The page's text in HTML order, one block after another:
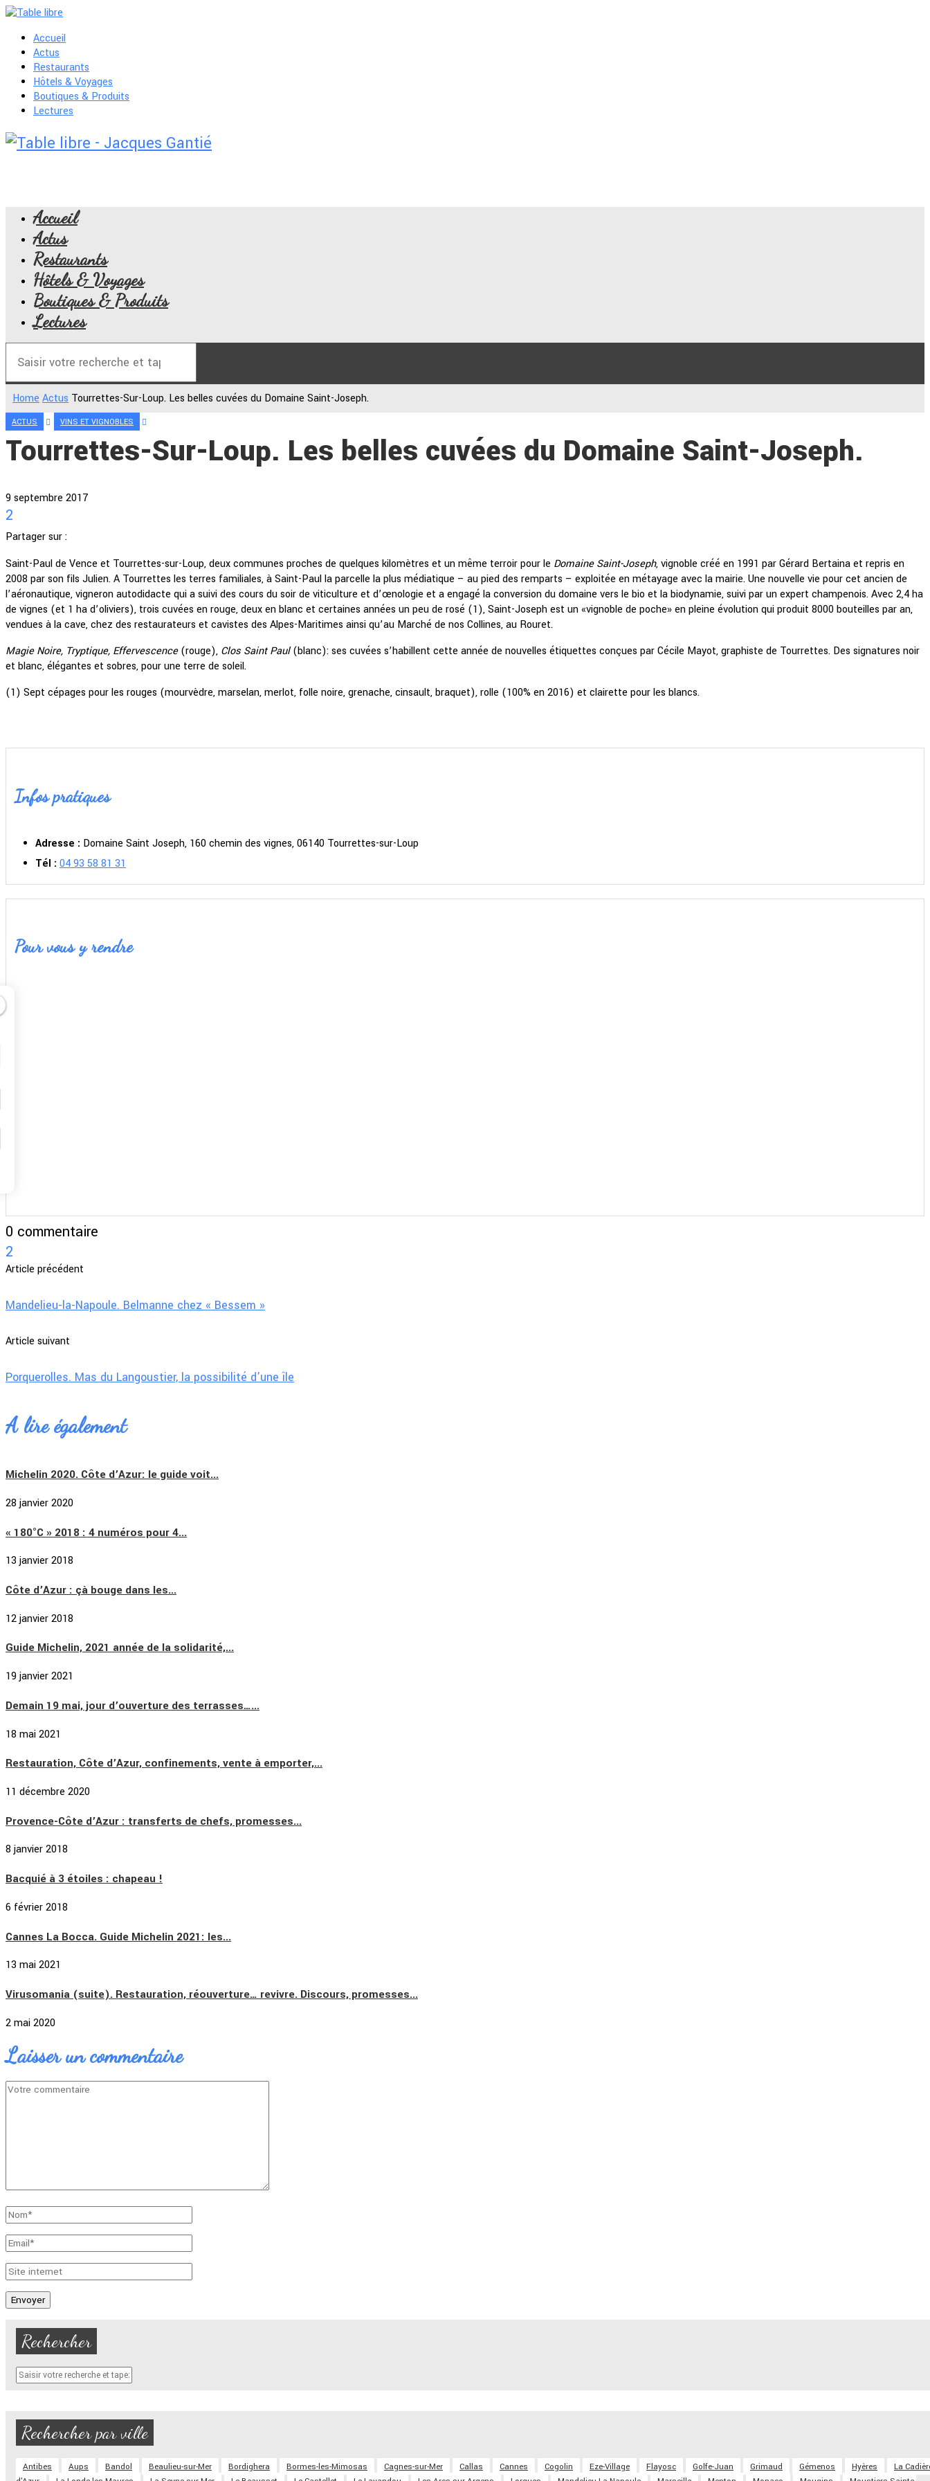
Accueil
Actus
Restaurants
Hôtels & Voyages
Boutiques & Produits
Lectures
Accueil
Actus
Restaurants
Hôtels & Voyages
Boutiques & Produits
Lectures
Home Actus Tourrettes-Sur-Loup. Les belles cuvées du Domaine Saint-Joseph.
ACTUS VINS ET VIGNOBLES
Tourrettes-Sur-Loup. Les belles cuvées du Domaine Saint-Joseph.
9 septembre 2017
2
Partager sur :
Saint-Paul de Vence et Tourrettes-sur-Loup, deux communes proches de quelques kilomètres et un même terroir pour le Domaine Saint-Joseph, vignoble créé en 1991 par Gérard Bertaina et repris en
2008 par son fils Julien. A Tourrettes les terres familiales, à Saint-Paul la parcelle la plus médiatique – au pied des remparts – exploitée en métayage avec la mairie. Une nouvelle vie pour cet ancien de
l’aéronautique, vigneron autodidacte qui a suivi des cours du soir de viticulture et d’œnologie et a engagé la conversion du domaine vers le bio et la biodynamie, suivi par un expert champenois. Avec 2,4 ha
de vignes (et 1 ha d’oliviers), trois cuvées en rouge, deux en blanc et certaines années un peu de rosé (1), Saint-Joseph est un «vignoble de poche» en pleine évolution qui produit 8000 bouteilles par an,
vendues à la cave, chez des restaurateurs et cavistes des Alpes-Maritimes ainsi qu’au Marché de nos Collines, au Rouret.
Magie Noire, Tryptique, Effervescence(rouge), Clos Saint Paul(blanc): ses cuvées s’habillent cette année de nouvelles étiquettes conçues par Cécile Mayot, graphiste de Tourrettes. Des signatures noir
et blanc, élégantes et sobres, pour une terre de soleil.
(1) Sept cépages pour les rouges (mourvèdre, marselan, merlot, folle noire, grenache, cinsault, braquet), rolle (100% en 2016) et clairette pour les blancs.
Infos pratiques
Adresse : Domaine Saint Joseph, 160 chemin des vignes, 06140 Tourrettes-sur-Loup
Tél : 04 93 58 81 31
Pour vous y rendre
0 commentaire
2
Article précédent
Mandelieu-la-Napoule. Belmanne chez « Bessem »
Article suivant
Porquerolles. Mas du Langoustier, la possibilité d’une île
A lire également
Michelin 2020. Côte d’Azur: le guide voit...
28 janvier 2020
« 180°C » 2018 : 4 numéros pour 4...
13 janvier 2018
Côte d’Azur : çà bouge dans les...
12 janvier 2018
Guide Michelin, 2021 année de la solidarité,...
19 janvier 2021
Demain 19 mai, jour d’ouverture des terrasses…...
18 mai 2021
Restauration, Côte d’Azur, confinements, vente à emporter,...
11 décembre 2020
Provence-Côte d’Azur : transferts de chefs, promesses...
8 janvier 2018
Bacquié à 3 étoiles : chapeau !
6 février 2018
Cannes La Bocca. Guide Michelin 2021: les...
13 mai 2021
Virusomania (suite). Restauration, réouverture… revivre. Discours, promesses...
2 mai 2020
Laisser un commentaire
Rechercher
Rechercher par ville
Antibes Aups Bandol Beaulieu-sur-Mer Bordighera Bormes-les-Mimosas Cagnes-sur-Mer Callas Cannes Cogolin Eze-Village Flayosc Golfe-Juan Grimaud Gémenos Hyères
La